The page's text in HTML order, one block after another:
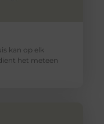
kan op elk
het meteen